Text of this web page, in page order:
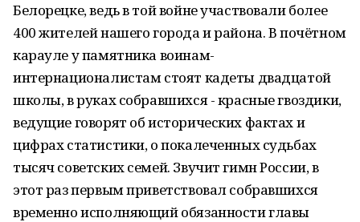
Белорецке, ведь в той войне участвовали более
400 жителей нашего города и района. В почётном
карауле у памятника воинам-
интернационалистам стоят кадеты двадцатой
школы, в руках собравшихся - красные гвоздики,
ведущие говорят об исторических фактах и
цифрах статистики, о покалеченных судьбах
тысяч советских семей. Звучит гимн России, в
этот раз первым приветствовал собравшихся
временно исполняющий обязанности главы